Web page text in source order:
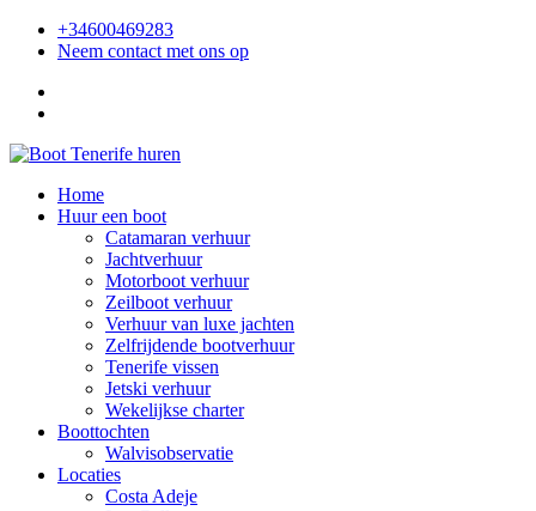
+34600469283
Neem contact met ons op
Home
Huur een boot
Catamaran verhuur
Jachtverhuur
Motorboot verhuur
Zeilboot verhuur
Verhuur van luxe jachten
Zelfrijdende bootverhuur
Tenerife vissen
Jetski verhuur
Wekelijkse charter
Boottochten
Walvisobservatie
Locaties
Costa Adeje